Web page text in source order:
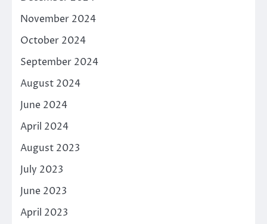
November 2024
October 2024
September 2024
August 2024
June 2024
April 2024
August 2023
July 2023
June 2023
April 2023